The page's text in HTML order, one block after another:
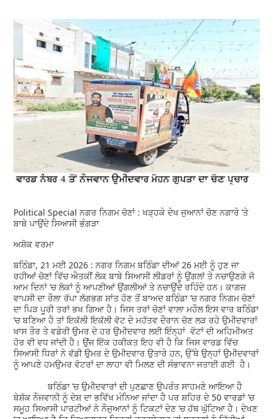
Political Special ਨਗਰ ਨਿਗਮ ਚੋਣਾਂ : ਖੜ੍ਹਕੇ ਦੇਖ ਜੁਆਨਾਂ ਚੋਣ ਨਗਾਰੇ ’ਤੇ
ਬਾਬੇ ਪਾਉਂਦੇ ਸਿਆਸੀ ਭੰਗੜਾ
ਅਸ਼ੋਕ ਵਰਮਾ
ਬਠਿੰਡਾ, 21 ਮਈ 2026 : ਨਗਰ ਨਿਗਮ ਬਠਿੰਡਾ ਦੀਆਂ 26 ਮਈ ਨੂੰ ਹੁਣ ਜਾ
ਰਹੀਆਂ ਚੋਣਾਂ ਵਿੱਚ ਐਤਕੀਂ ਲੋਕ ਬਾਬੇ ਸਿਆਸੀ ਲੀਡਰਾਂ ਨੂੰ ਉਂਗਲਾਂ ਤੇ ਨਚਾਉਣਗੇ ਜੋ
ਆਮ ਦਿਨਾਂ ’ਚ ਲੋਕਾਂ ਨੂੰ ਆਪਣੀਆਂ ਉਂਗਲੀਆਂ ਤੇ ਨਚਾਉਂਦੇ ਰਹਿੰਦੇ ਹਨ। ਕਾਗਜ਼
ਵਾਪਸੀ ਦਾ ਰੌਲਾ ਰੱਪਾ ਲੱਗਭਗ ਸ਼ਾਂਤ ਹੋਣ ਤੋਂ ਬਾਅਦ ਬਠਿੰਡਾ ’ਚ ਨਗਰ ਨਿਗਮ ਚੋਣਾਂ
ਦਾ ਪਿੜ ਪੂਰੀ ਤਰਾਂ ਭਖ ਗਿਆ ਹੈ। ਜਿਸ ਤਰਾਂ ਚੋਣਾਂ ਵਾਲਾ ਮਹੌਲ ਇਸ ਵਾਰ ਬਠਿੰਡਾ
’ਚ ਬਣਿਆ ਹੈ ਤਾਂ ਇਕੱਲੀ ਇਕੱਲੀ ਵੋਟ ਦੇ ਮਹੱਤਵ ਦੌਰਾਨ ਚੋਣ ਲੜ ਰਹੇ ਉਮੀਦਵਾਰਾਂ
ਖਾਸ ਤੌਰ ਤੇ ਵਡੇਰੀ ਉਮਰ ਦੇ ਹਰ ਉਮੀਦਵਾਰ ਲਈ ਇੰਨ੍ਹਾਂ ਵੋਟਾਂ ਦੀ ਅਹਿਮੀਅਤ
ਹੋਰ ਵੀ ਵਧ ਜਾਂਦੀ ਹੈ। ਉਂਜ ਇੱਕ ਹਕੀਕਤ ਇਹ ਵੀ ਹੈ ਕਿ ਜਿਸ ਵਾਰਡ ਵਿੱਚ
ਸਿਆਸੀ ਧਿਰਾਂ ਨੇ ਵੱਡੀ ਉਮਰ ਦੇ ਉਮੀਦਵਾਰ ਉਤਾਰੇ ਹਨ, ਉੱਥੇ ਉਨ੍ਹਾਂ ਉਮੀਦਵਾਰਾਂ
ਨੂੰ ਆਪਣੇ ਹਮਉਮਰ ਵੋਟਰਾਂ ਦਾ ਲਾਹਾ ਵੀ ਮਿਲਣ ਦੀ ਸੰਭਾਵਨਾ ਜਤਾਈ ਗਈ ਹੈ।
ਬਠਿੰਡਾ ’ਚ ਉਮੀਦਵਾਰਾਂ ਦੀ ਪੁਣਛਾਣ ਉਪਰੰਤ ਸਾਹਮਣੇ ਆਇਆ ਹੈ
ਬੇਸ਼ੱਕ ਨੌਜਵਾਨੀ ਨੂੰ ਦੇਸ਼ ਦਾ ਭਵਿੱਖ ਮੰਨਿਆ ਜਾਂਦਾ ਹੈ ਪਰ ਸ਼ਹਿਰ ਦੇ 50 ਵਾਰਡਾਂ ’ਚ
ਸਮੂਹ ਸਿਆਸੀ ਪਾਰਟੀਆਂ ਨੇ ਨੌਜੁਆਨਾਂ ਨੂੰ ਟਿਕਟਾਂ ਦੇਣ ’ਚ ਹੱਥ ਘੁੱਟਿਆ ਹੈ। ਦੇਖਣ